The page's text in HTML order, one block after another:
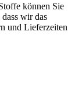
können Sie
wir das
und Lieferzeiten